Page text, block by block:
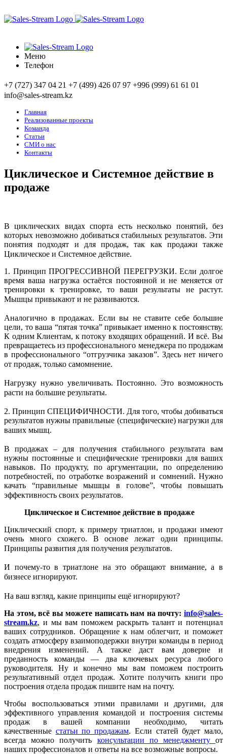
Меню
Телефон
+7 (727) 347 04 21 +7 (499) 426 07 97 +996 (999) 61 61 01
info@sales-stream.kz
Главная
Реализованные проекты
Команда
Статьи
СМИ о нас
Контакты
Циклическое и Системное действие в
продаже
В циклических видах спорта есть несколько понятий, без
которых невозможно добиваться стабильных результатов. Эти
понятия подходят и для продаж, так как продажи также
Циклическое и Системное действие.⠀
1. Принцип ПРОГРЕССИВНОЙ ПЕРЕГРУЗКИ. Если долгое
время ваша нагрузка остаётся постоянной и не меняется от
тренировки к тренировке, то ваши результаты не растут.
Мышцы привыкают и не развиваются.⠀
Аналогично в продажах. Если вы не ставите себе большие
цели, то ваша “пятая точка” привыкает именно к постоянству.
К одним Клиентам, к потоку входящих обращений. И всё. Вы
превращаетесь из профессионального менеджера по продажам
в профессионального “отгрузчика заказов”. Здесь нет ничего
от продаж, только самомнение.⠀
Нагрузку нужно увеличивать. Постоянно. Это возможность
расти на большие результаты.⠀
2. Принцип СПЕЦИФИЧНОСТИ. Для того, чтобы добиваться
результатов нужны правильные (специфические) нагрузки для
ваших мышц.⠀
В продажах – для получения стабильного результата вам
нужны постоянные и специфические тренировки для ваших
навыков. По продукту, по аргументации, по определению
потребностей, по отработке возражений и сомнений. Нужно
качать “правильные мышцы в голове”, чтобы повышать
эффективность своих результатов.⠀
Циклическое и Системное действие в продаже
Циклический спорт, к примеру триатлон, и продажи имеют
очень много схожего. В основе лежат одни принципы.
Принципы развития для получения результатов.⠀
И почему-то в триатлоне на это обращают внимание, а в
бизнесе игнорируют.⠀
На ваш взгляд, какие принципы ещё игнорируют?⠀
На этом, всё вы можете написать нам на почту: info@sales-
stream.kz, и мы вам поможем раскрыть талант и потенциал
ваших сотрудников. Обращение к нам облегчит, и поможет
создать атмосферу взаимоподержки внутри команды в период
внедрения изменений. А также даст вам доверие и
преданность команды — два ключевых ресурса любого
руководителя. Ну и конечно мы вам поможем построить
результативный отдел продаж. Хотите получить книги про
построения отдела продаж пишите нам на почту.
Чтобы воспользоваться этими правилами и другими, для
эффективного управления командой и построения системы
продаж в вашей компании необходимо, читать
качественные статьи по продажам. Если статей будет мало,
всегда можно получить консультации по менеджменту от
наших профессионалов и ответы на все возможные вопросы.